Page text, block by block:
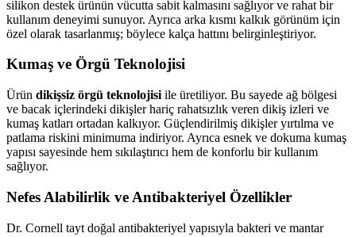
silikon destek ürünün vücutta sabit kalmasını sağlıyor ve rahat bir
kullanım deneyimi sunuyor. Ayrıca arka kısmı kalkık görünüm için
özel olarak tasarlanmış; böylece kalça hattını belirginleştiriyor.
Kumaş ve Örgü Teknolojisi
Ürün dikişsiz örgü teknolojisi ile üretiliyor. Bu sayede ağ bölgesi
ve bacak içlerindeki dikişler hariç rahatsızlık veren dikiş izleri ve
kumaş katları ortadan kalkıyor. Güçlendirilmiş dikişler yırtılma ve
patlama riskini minimuma indiriyor. Ayrıca esnek ve dokuma kumaş
yapısı sayesinde hem sıkılaştırıcı hem de konforlu bir kullanım
sağlıyor.
Nefes Alabilirlik ve Antibakteriyel Özellikler
Dr. Cornell tayt doğal antibakteriyel yapısıyla bakteri ve mantar